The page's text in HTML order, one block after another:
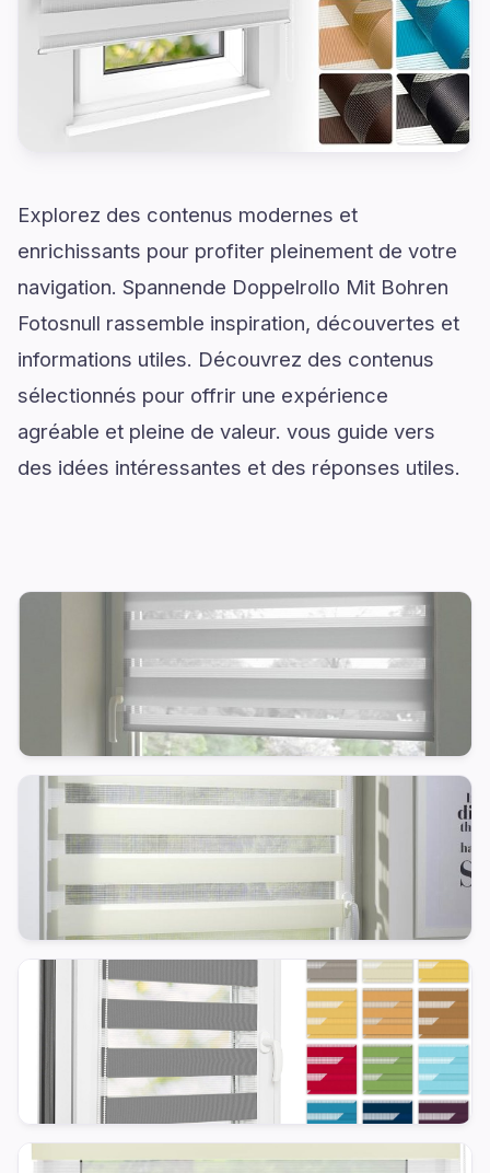
Explorez des contenus modernes et
enrichissants pour profiter pleinement de votre
navigation. Spannende Doppelrollo Mit Bohren
Fotosnull rassemble inspiration, découvertes et
informations utiles. Découvrez des contenus
sélectionnés pour offrir une expérience
agréable et pleine de valeur. vous guide vers
des idées intéressantes et des réponses utiles.